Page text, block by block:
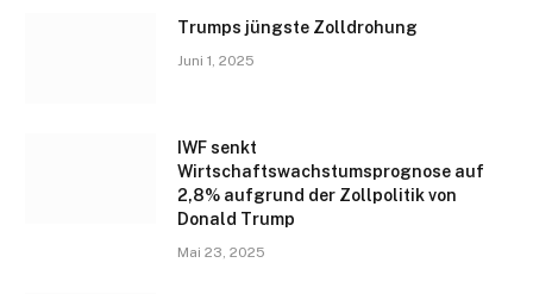
Trumps jüngste Zolldrohung
Juni 1, 2025
IWF senkt
Wirtschaftswachstumsprognose auf
2,8% aufgrund der Zollpolitik von
Donald Trump
Mai 23, 2025